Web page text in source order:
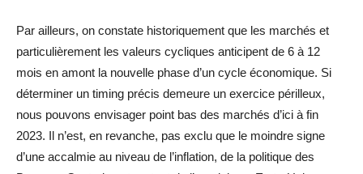
Par ailleurs, on constate historiquement que les marchés et
particulièrement les valeurs cycliques anticipent de 6 à 12
mois en amont la nouvelle phase d’un cycle économique. Si
déterminer un timing précis demeure un exercice périlleux,
nous pouvons envisager point bas des marchés d’ici à fin
2023. Il n’est, en revanche, pas exclu que le moindre signe
d’une accalmie au niveau de l’inflation, de la politique des